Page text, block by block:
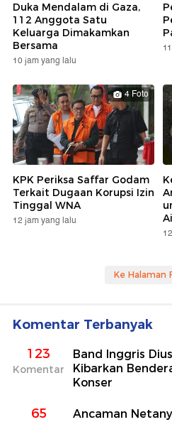
Duka Mendalam di Gaza,
112 Anggota Satu
Keluarga Dimakamkan
Bersama
10 jam yang lalu
4 Foto
KPK Periksa Saffar Godam
Terkait Dugaan Korupsi Izin
Tinggal WNA
12 jam yang lalu
Ke Halaman
Komentar Terbanyak
123
Komentar
Band Inggris
Kibarkan
Konser
65
Ancaman